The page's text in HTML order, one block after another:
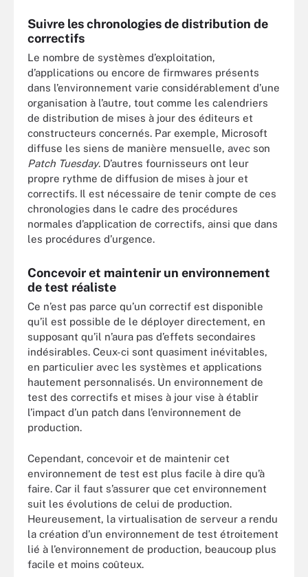
Suivre les chronologies de distribution de
correctifs
Le nombre de systèmes d’exploitation,
d’applications ou encore de firmwares présents
dans l’environnement varie considérablement d’une
organisation à l’autre, tout comme les calendriers
de distribution de mises à jour des éditeurs et
constructeurs concernés. Par exemple, Microsoft
diffuse les siens de manière mensuelle, avec son
Patch Tuesday. D’autres fournisseurs ont leur
propre rythme de diffusion de mises à jour et
correctifs. Il est nécessaire de tenir compte de ces
chronologies dans le cadre des procédures
normales d’application de correctifs, ainsi que dans
les procédures d’urgence.
Concevoir et maintenir un environnement
de test réaliste
Ce n’est pas parce qu’un correctif est disponible
qu’il est possible de le déployer directement, en
supposant qu’il n’aura pas d’effets secondaires
indésirables. Ceux-ci sont quasiment inévitables,
en particulier avec les systèmes et applications
hautement personnalisés. Un environnement de
test des correctifs et mises à jour vise à établir
l’impact d’un patch dans l’environnement de
production.
Cependant, concevoir et de maintenir cet
environnement de test est plus facile à dire qu’à
faire. Car il faut s’assurer que cet environnement
suit les évolutions de celui de production.
Heureusement, la virtualisation de serveur a rendu
la création d’un environnement de test étroitement
lié à l’environnement de production, beaucoup plus
facile et moins coûteux.